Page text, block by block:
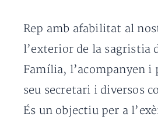
Rep amb afabilitat al
l’exterior de la sagristia
Família, l’acompanyen i
seu secretari i diversos
És un objectiu per a